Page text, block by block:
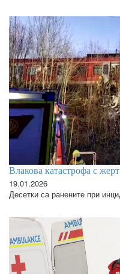
Влакова катастрофа с
19.01.2026
Десетки са ранените при